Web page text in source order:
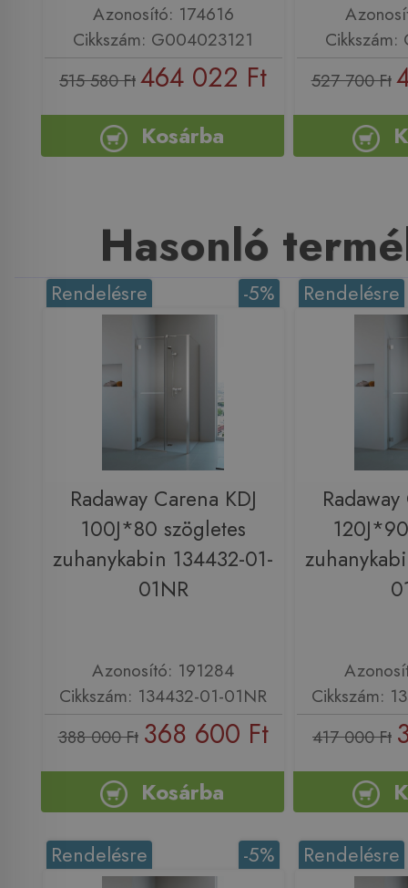
Azonosító: 174616
Cikkszám: G004023121
515 580 Ft464 022 Ft
Kosárba
527 700 Ft
Hasonló
-5%
Rendelésre
Radaway Carena KDJ
100J*80 szögletes
zuhanykabin 134432-01-
01NR
Azonosító: 191284
Cikkszám: 134432-01-01NR
388 000 Ft 368 600 Ft
Kosárba
Rendelésre
Cikkszám:
417 000 Ft
-5%
Rendelésre Rendelésre